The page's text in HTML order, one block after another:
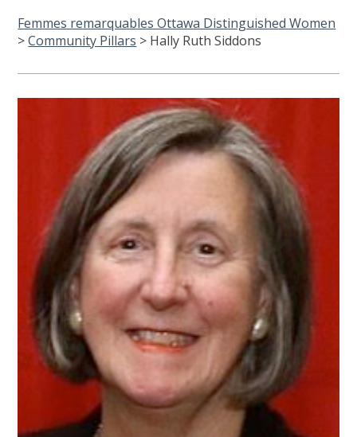
Femmes remarquables Ottawa Distinguished Women
>Community Pillars > Hally Ruth Siddons